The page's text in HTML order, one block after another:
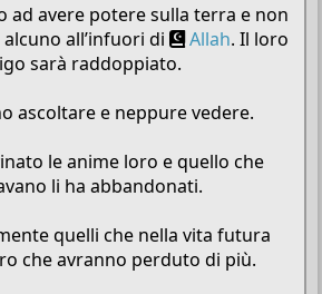
ad avere potere sulla terra e non
all’infuori di
Allah. Il loro
sarà raddoppiato.
ascoltare e neppure vedere.
le anime loro e quello che
li ha abbandonati.
quelli che nella vita futura
che avranno perduto di più.